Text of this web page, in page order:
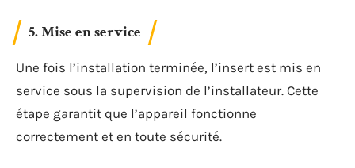
5. Mise en service
Une fois l’installation terminée, l’insert est mis en
service sous la supervision de l’installateur. Cette
étape garantit que l’appareil fonctionne
correctement et en toute sécurité.